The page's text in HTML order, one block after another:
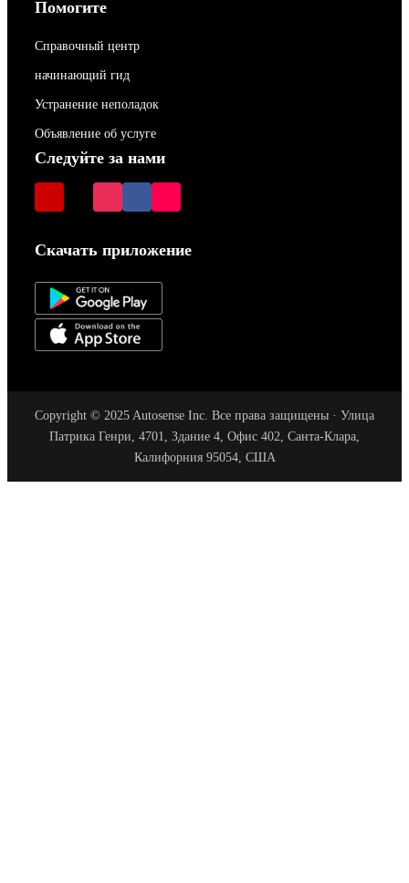
Помогите
Справочный центр
начинающий гид
Устранение неполадок
Объявление об услуге
Следуйте за нами
Скачать приложение
Copyright © 2025 Autosense Inc. Все права защищены · Улица
Патрика Генри, 4701, Здание 4, Офис 402, Санта-Клара,
Калифорния 95054, США